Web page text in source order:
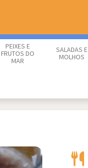
PEIXES E
FRUTOS DO
MAR
SALADAS E
MOLHOS